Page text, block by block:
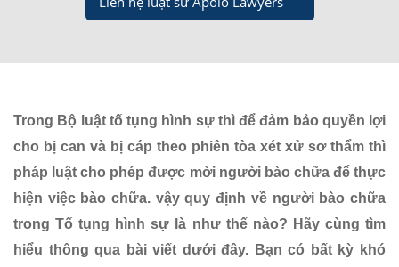
Trong Bộ luật tố tụng hình sự thì để đảm bảo quyền lợi
cho bị can và bị cáp theo phiên tòa xét xử sơ thẩm thì
pháp luật cho phép được mời người bào chữa để thực
hiện việc bào chữa. vậy quy định về người bào chữa
trong Tố tụng hình sự là như thế nào? Hãy cùng tìm
hiểu thông qua bài viết dưới đây. Bạn có bất kỳ khó